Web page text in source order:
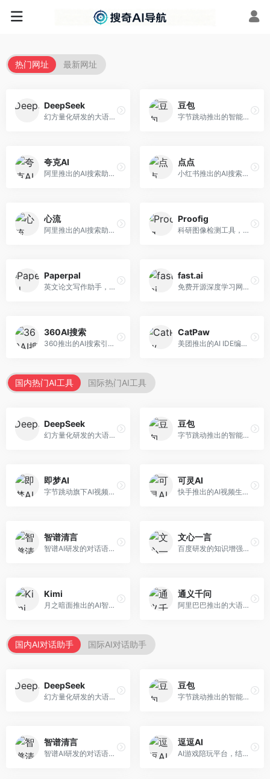
热门网址 最新网址
DeepSeek
幻方量化研发的大语言模型平台，专注于深度推理和代码生成能力。面向开发者、研究人员和技术爱好者，提供强大的逻辑推理和数学计算功能，开源生态完善，API接口友好。
豆包
字节跳动推出的智能对话助手平台，提供文本创作、知识问答、英语学习等多种AI服务。面向普通用户和内容创作者，支持多轮对话和文件解析，免费使用，响应速度快，中文理解能力强。
夸克AI
阿里推出的AI搜索助手，整合搜索与AI功能。面向年轻用户，提供智能搜索、文档处理、学习辅助等服务，与夸克生态深度整合。
点点
小红书推出的AI搜索应用，专注于生活方式内容搜索。面向小红书用户，提供生活攻略、消费决策、内容推荐等服务，生活方式内容丰富。
心流
阿里推出的AI搜索助手，专注于智能信息获取。面向普通用户，提供智能搜索、内容整理、知识问答等服务，与阿里生态深度整合。
Proofig
科研图像检测工具，专注于学术图像完整性验证。面向科研人员，提供图像检测、重复分析、报告生成等服务，学术检测专业。
Paperpal
英文论文写作助手，专注于学术英语润色。面向需要发表国际期刊的研究者，提供语法检查、学术表达优化、格式规范等服务，英语表达地道专业。
fast.ai
免费开源深度学习网站，专注于实用AI教学。面向开发者，提供免费深度学习课程、实战项目、代码库等资源，学习门槛低。
360AI搜索
360推出的AI搜索引擎，专注于安全智能搜索。面向普通用户，提供智能问答、网页搜索、内容整理等服务，安全防护能力强。
CatPaw
美团推出的AI IDE编程工具，专注于本地开发生态。面向开发者，提供智能代码补全、代码生成、项目管理等服务，本地开发体验好。
国内热门AI工具 国际热门AI工具
DeepSeek
幻方量化研发的大语言模型平台，专注于深度推理和代码生成能力。面向开发者、研究人员和技术爱好者，提供强大的逻辑推理和数学计算功能，开源生态完善，API接口友好。
豆包
字节跳动推出的智能对话助手平台，提供文本创作、知识问答、英语学习等多种AI服务。面向普通用户和内容创作者，支持多轮对话和文件解析，免费使用，响应速度快，中文理解能力强。
即梦AI
字节跳动旗下AI视频创作平台，支持多模态内容生成。面向内容创作者和营销人员，提供文生视频、图生视频、智能剪辑等功能，中文理解能力强，创作效率高。
可灵AI
快手推出的AI视频生成平台，支持文生视频和图生视频，可生成长达2分钟的高质量视频内容。面向短视频创作者和营销人员，操作简便，生成效果逼真，适合商业推广和创意表达。
智谱清言
智谱AI研发的对话语言模型，支持中英双语交互。面向中文用户和开发者，提供知识问答、代码编写、文档解读等服务，开源生态完善，学术研究背景深厚。
文心一言
百度研发的知识增强大语言模型，深度融合百度知识图谱和搜索能力。面向中文用户，提供知识问答、文本创作、逻辑推理等服务，中文语境理解准确，知识覆盖面广。
Kimi
月之暗面推出的AI智能助手，核心优势在于超长文本处理能力，支持20万字以上文档分析。面向学术研究者、职场人士和内容创作者，提供文档解读、PPT生成、联网搜索等综合服务。
通义千问
阿里巴巴推出的大语言模型平台，提供对话问答、文档处理、图像理解、代码编写等全方位AI服务。面向企业用户和个人开发者，集成阿里云生态，支持多模态交互，企业级安全保障。
国内AI对话助手 国际AI对话助手
DeepSeek
幻方量化研发的大语言模型平台，专注于深度推理和代码生成能力。面向开发者、研究人员和技术爱好者，提供强大的逻辑推理和数学计算功能，开源生态完善，API接口友好。
豆包
字节跳动推出的智能对话助手平台，提供文本创作、知识问答、英语学习等多种AI服务。面向普通用户和内容创作者，支持多轮对话和文件解析，免费使用，响应速度快，中文理解能力强。
智谱清言
智谱AI研发的对话语言模型，支持中英双语交互。面向中文用户和开发者，提供知识问答、代码编写、文档解读等服务，开源生态完善，学术研究背景深厚。
逗逗AI
AI游戏陪玩平台，结合游戏理解和自然语言交互技术。面向游戏玩家，提供游戏攻略、陪玩互动、社交聊天等服务，游戏知识丰富，互动体验有趣。